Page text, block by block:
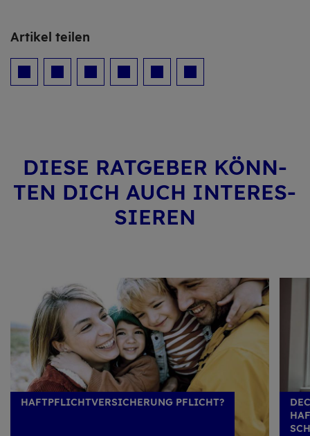
Ar­ti­kel tei­len
DIESE RAT­GE­BER KÖNN­
TEN DICH AUCH IN­TER­ES­
SIE­REN
HAFTPFLICHTVERSICHERUNG PFLICHT?